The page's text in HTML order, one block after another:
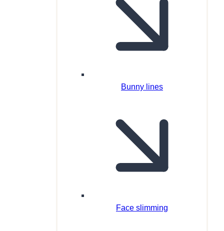
Bunny lines
Face slimming